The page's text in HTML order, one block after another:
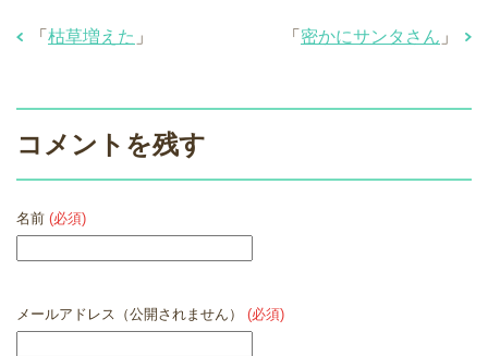
「 密かにサンタさん 」
「 枯草増えた 」
コメントを残す
名前 (必須)
メールアドレス（公開されません） (必須)